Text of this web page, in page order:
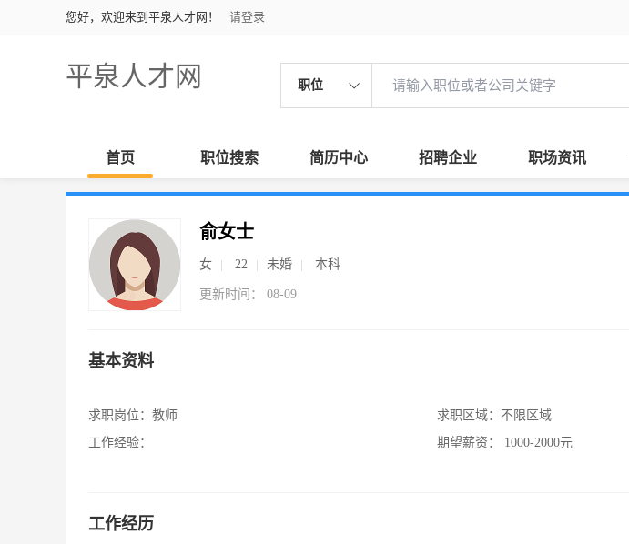
您好，欢迎来到平泉人才网！ 请登录
平泉人才网 职位
首页 职位搜索 简历中心 招聘企业 职场资讯
俞女士
女 22 未婚 本科
更新时间： 08-09
基本资料
求职岗位： 教师
工作经验：
求职区域： 不限区域
期望薪资：
1000-2000元
工作经历